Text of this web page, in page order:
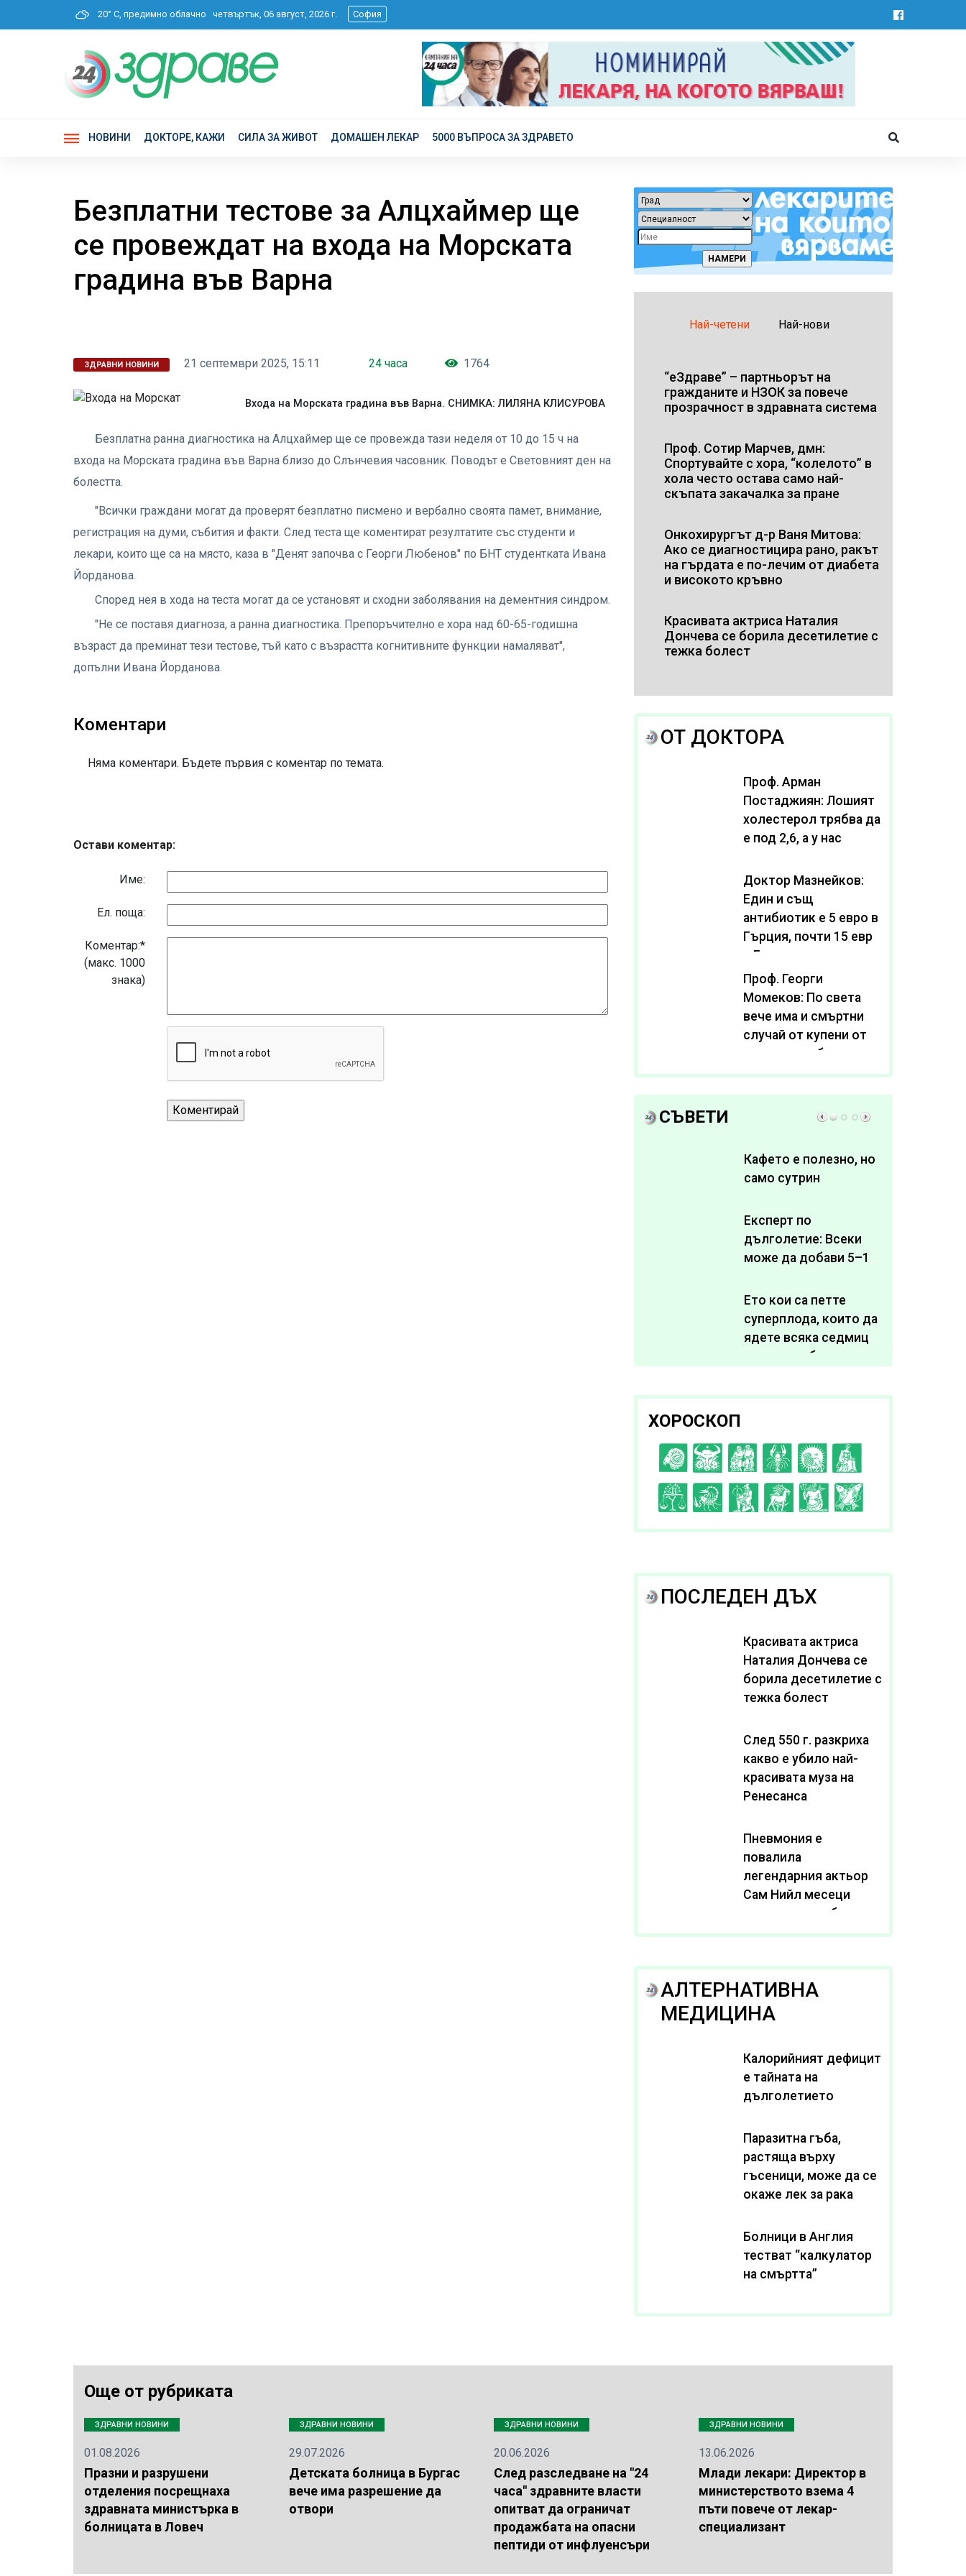
20° C, предимно облачно четвъртък, 06 август, 2026 г. София
НОВИНИ ДОКТОРЕ, КАЖИ СИЛА ЗА ЖИВОТ ДОМАШЕН ЛЕКАР 5000 ВЪПРОСА ЗА ЗДРАВЕТО
Безплатни тестове за Алцхаймер ще
се провеждат на входа на Морската
градина във Варна
ЗДРАВНИ НОВИНИ 21 септември 2025, 15:11 24 часа 1764
Входа на Морската градина във Варна. СНИМКА: ЛИЛЯНА КЛИСУРОВА
Безплатна ранна диагностика на Алцхаймер ще се провежда тази неделя от 10 до 15 ч на
входа на Морската градина във Варна близо до Слънчевия часовник. Поводът е Световният ден на
болестта.
"Всички граждани могат да проверят безплатно писмено и вербално своята памет, внимание,
регистрация на думи, събития и факти. След теста ще коментират резултатите със студенти и
лекари, които ще са на място, каза в "Денят започва с Георги Любенов" по БНТ студентката Ивана
Йорданова.
Според нея в хода на теста могат да се установят и сходни заболявания на дементния синдром.
"Не се поставя диагноза, а ранна диагностика. Препоръчително е хора над 60-65-годишна
възраст да преминат тези тестове, тъй като с възрастта когнитивните функции намаляват",
допълни Ивана Йорданова.
Коментари
Няма коментари. Бъдете първия с коментар по темата.
Остави коментар:
Име:
Eл. поща:
Коментар:*
(макс. 1000
знака)
Най-четени Най-нови
“еЗдраве” – партньорът на
гражданите и НЗОК за повече
прозрачност в здравната система
Проф. Сотир Марчев, дмн:
Спортувайте с хора, “колелото” в
хола често остава само най-
скъпата закачалка за пране
Онкохирургът д-р Ваня Митова:
Ако се диагностицира рано, ракът
на гърдата е по-лечим от диабета
и високото кръвно
Красивата актриса Наталия
Дончева се борила десетилетие с
тежка болест
ОТ ДОКТОРА
Проф. Арман
Постаджиян: Лошият
холестерол трябва да
е под 2,6, а у нас
нива от 3,2
Доктор Мазнейков:
Един и същ
антибиотик e 5 евро в
Гърция, почти 15 евро
в България
Проф. Георги
Момеков: По света
вече има и смъртни
случай от купени от
интернет субстанции
за отслабване
СЪВЕТИ
Кафето е полезно, но
само сутрин
Експерт по
дълголетие: Всеки
може да добави 5–10
живота си
Ето кои са петте
суперплода, които да
ядете всяка седмица,
за да подобрите
ХОРОСКОП
C D EFGH
I J K L A B
ПОСЛЕДЕН ДЪХ
Красивата актриса
Наталия Дончева се
борила десетилетие с
тежка болест
След 550 г. разкриха
какво е убило най-
красивата муза на
Ренесанса
Пневмония е
повалила
легендарния актьор
Сам Нийл месеци
след като пребори
рака
АЛТЕРНАТИВНА
МЕДИЦИНА
Калорийният дефицит
е тайната на
дълголетието
Паразитна гъба,
растяща върху
гъсеници, може да се
окаже лек за рака
Болници в Англия
тестват “калкулатор
на смъртта”
Още от рубриката
ЗДРАВНИ НОВИНИ
01.08.2026
Празни и разрушени
отделения посрещнаха
здравната министърка в
болницата в Ловеч
ЗДРАВНИ НОВИНИ
29.07.2026
Детската болница в Бургас
вече има разрешение да
отвори
ЗДРАВНИ НОВИНИ
20.06.2026
След разследване на "24
часа" здравните власти
опитват да ограничат
продажбата на опасни
пептиди от инфлуенсъри
ЗДРАВНИ НОВИНИ
13.06.2026
Млади лекари: Директор в
министерството взема 4
пъти повече от лекар-
специализант